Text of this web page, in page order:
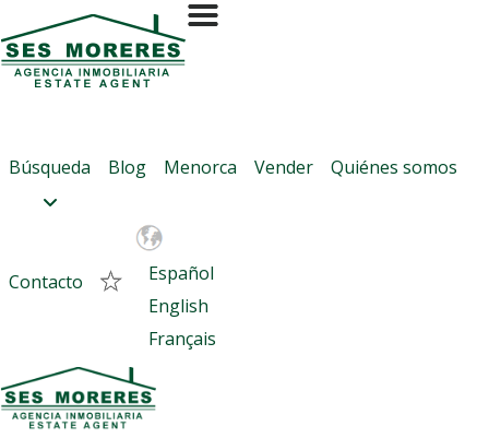
Contactar con Ses Moreres
Referencia:5107
Quiero más información sobre esta propiedad
Me gustaría programar una visita
Búsqueda Blog Menorca Vender Quiénes somos
Contacto
Español
English
Français